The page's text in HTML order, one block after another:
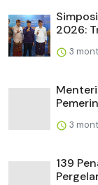
2026:
3
3
139